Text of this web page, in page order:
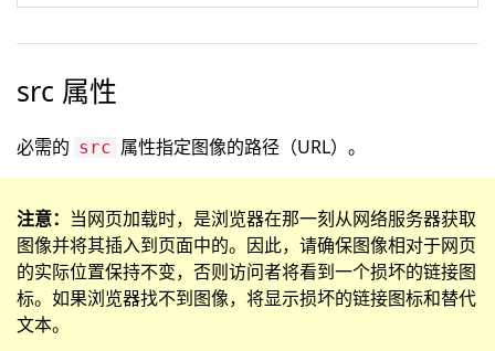
src 属性
必需的 src 属性指定图像的路径（URL）。
注意： 当网页加载时，是浏览器在那一刻从网络服务器获取
图像并将其插入到页面中的。因此，请确保图像相对于网页
的实际位置保持不变，否则访问者将看到一个损坏的链接图
标。如果浏览器找不到图像，将显示损坏的链接图标和替代
文本。